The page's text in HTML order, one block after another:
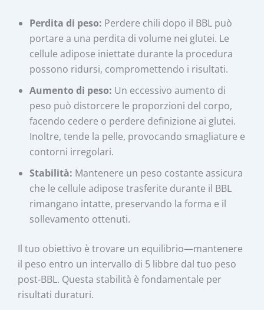
Perdita di peso: Perdere chili dopo il BBL può
portare a una perdita di volume nei glutei. Le
cellule adipose iniettate durante la procedura
possono ridursi, compromettendo i risultati.
Aumento di peso: Un eccessivo aumento di
peso può distorcere le proporzioni del corpo,
facendo cedere o perdere definizione ai glutei.
Inoltre, tende la pelle, provocando smagliature e
contorni irregolari.
Stabilità: Mantenere un peso costante assicura
che le cellule adipose trasferite durante il BBL
rimangano intatte, preservando la forma e il
sollevamento ottenuti.
Il tuo obiettivo è trovare un equilibrio—mantenere
il peso entro un intervallo di 5 libbre dal tuo peso
post-BBL. Questa stabilità è fondamentale per
risultati duraturi.